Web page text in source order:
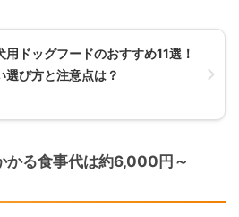
用ドッグフードのおすすめ11選！
選び方と注意点は？
かる食事代は約6,000円～